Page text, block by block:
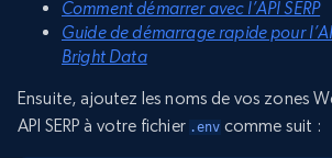
Comment démarrer avec l’API SERP
Guide de démarrage rapide pour
Bright Data
Ensuite, ajoutez les noms de vos zones
API SERP à votre fichier .env comme suit :